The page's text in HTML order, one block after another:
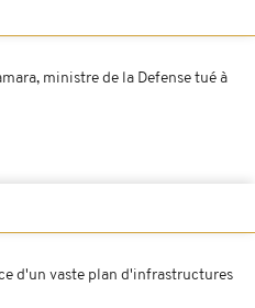
ministre de la Defense tué à
d'un vaste plan d'infrastructures